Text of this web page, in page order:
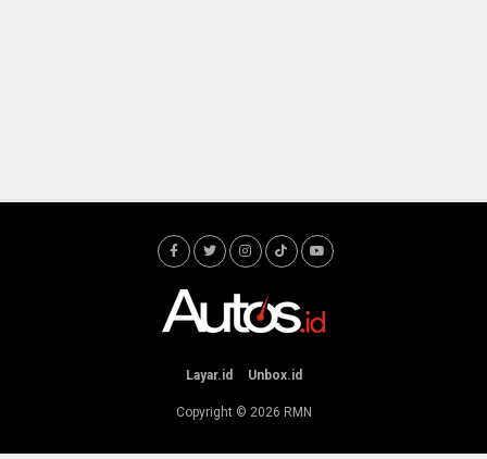
Layar.id Unbox.id
Copyright © 2026 RMN